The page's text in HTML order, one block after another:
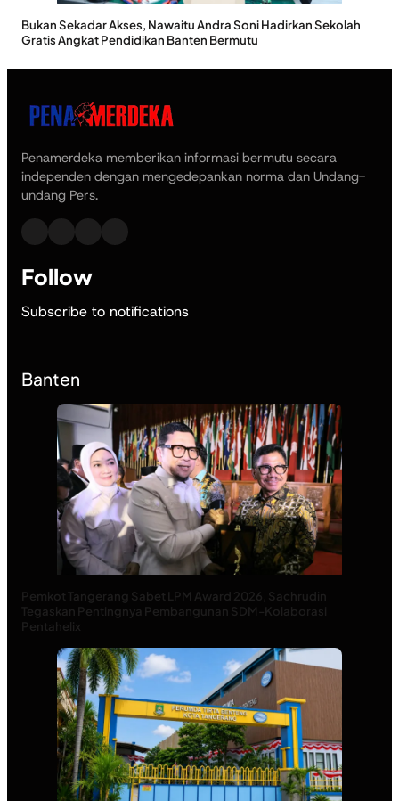
Bukan Sekadar Akses, Nawaitu Andra Soni Hadirkan Sekolah
Gratis Angkat Pendidikan Banten Bermutu
Penamerdeka memberikan informasi bermutu secara
independen dengan mengedepankan norma dan Undang-
undang Pers.
Follow
Subscribe to notifications
Banten
Pemkot Tangerang Sabet LPM Award 2026, Sachrudin
Tegaskan Pentingnya Pembangunan SDM-Kolaborasi
Pentahelix